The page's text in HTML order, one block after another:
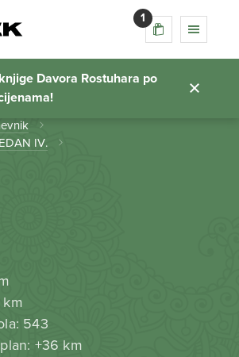
1
Davora Rostuhara po
Thiela
IV.
543
+36 km